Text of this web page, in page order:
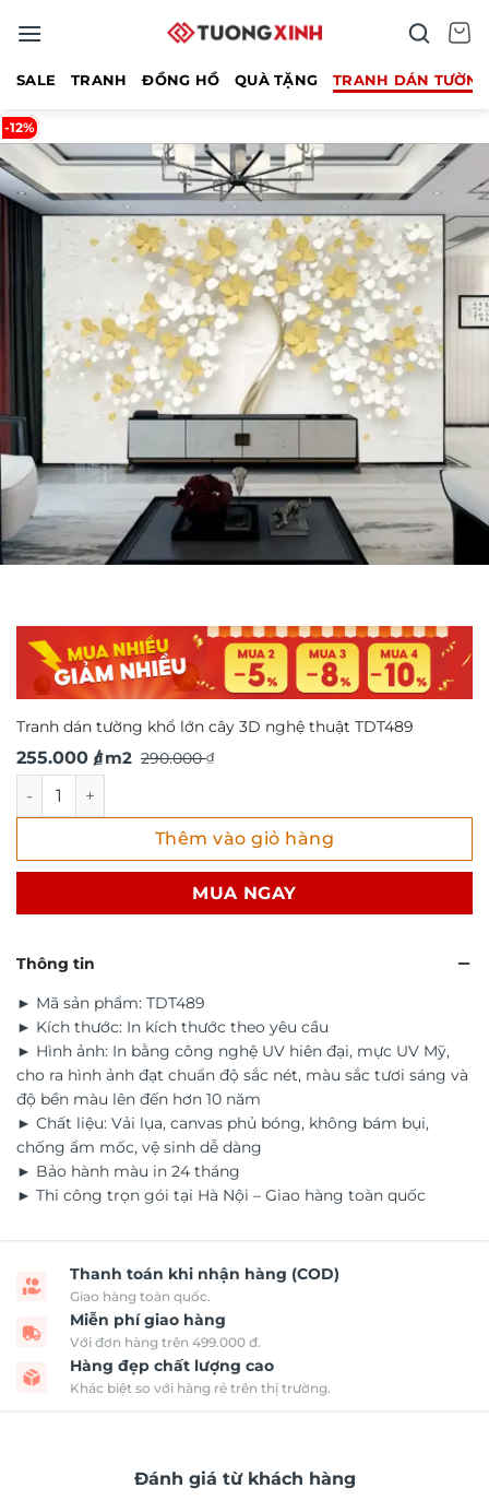
qua
SALE TRANH ĐỒNG HỒ QUÀ TẶNG TRANH DÁN
-12%
Tranh dán tường khổ lớn cây 3D nghệ thuật TDT489
290.000₫
Giá
là:
290.000 ₫.
255.000 ₫
Giá
tại
là:
/ m2
Tranh dán tường khổ lớn cây 3D nghệ thuật TDT489 số
Thêm vào giỏ hàng
MUA NGAY
Thông tin
► Mã sản phẩm: TDT489
► Kích thước: In kích thước theo yêu cầu
► Hình ảnh: In bằng công nghệ UV hiên đại, mực UV Mỹ,
cho ra hình ảnh đạt chuẩn độ sắc nét, màu sắc tươi sáng và
độ bền màu lên đến hơn 10 năm
► Chất liệu: Vải lụa, canvas phủ bóng, không bám bụi,
chống ẩm mốc, vệ sinh dễ dàng
► Bảo hành màu in 24 tháng
► Thi công trọn gói tại Hà Nội – Giao hàng toàn quốc
Thanh toán khi nhận hàng (COD)
Giao hàng toàn quốc.
Miễn phí giao hàng
Với đơn hàng trên 499.000 đ.
Hàng đẹp chất lượng cao
Khác biệt so với hàng rẻ trên thị trường.
Đánh giá từ khách hàng